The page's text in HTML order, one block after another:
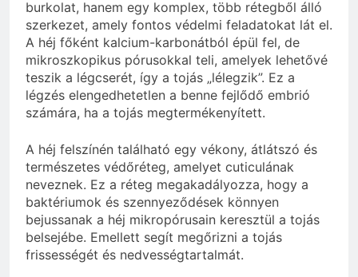
burkolat, hanem egy komplex, több rétegből álló
szerkezet, amely fontos védelmi feladatokat lát el.
A héj főként kalcium-karbonátból épül fel, de
mikroszkopikus pórusokkal teli, amelyek lehetővé
teszik a légcserét, így a tojás „lélegzik”. Ez a
légzés elengedhetetlen a benne fejlődő embrió
számára, ha a tojás megtermékenyített.
A héj felszínén található egy vékony, átlátszó és
természetes védőréteg, amelyet cuticulának
neveznek. Ez a réteg megakadályozza, hogy a
baktériumok és szennyeződések könnyen
bejussanak a héj mikropórusain keresztül a tojás
belsejébe. Emellett segít megőrizni a tojás
frissességét és nedvességtartalmát.